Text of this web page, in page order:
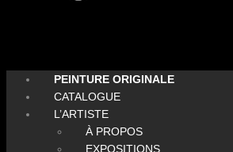
PEINTURE ORIGINALE
CATALOGUE
L’ARTISTE
À PROPOS
EXPOSITIONS